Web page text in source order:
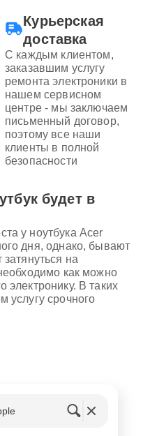
Курьерская
доставка
С каждым клиентом,
заказавшим услугу
ремонта электроники в
нашем сервисном
центре - мы заключаем
письменный договор,
поэтому все наши
клиенты в полной
безопасности
будет в
у ноутбука Acer
дня, однако, бывают
на
как можно
электронику. В таких
услугу срочного